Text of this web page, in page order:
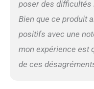
poser des difficultés
Bien que ce produit
positifs avec une
mon expérience est
de ces